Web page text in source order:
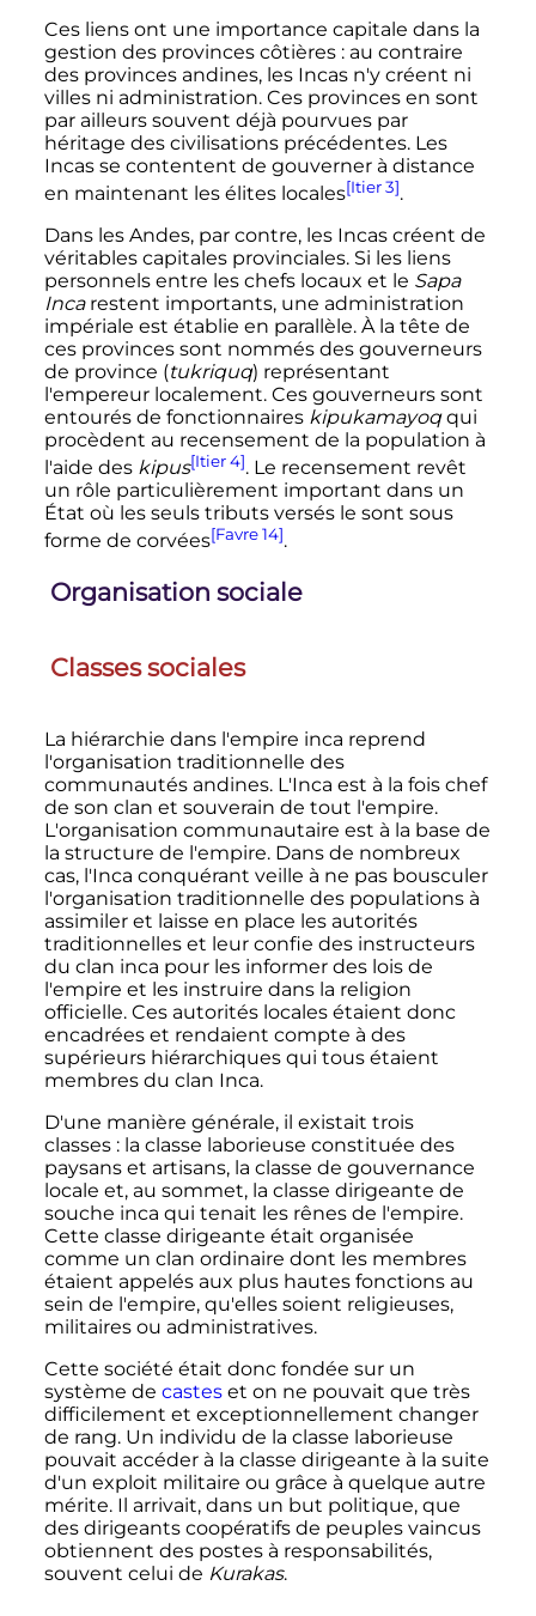
Ces liens ont une importance capitale dans la
gestion des provinces côtières : au contraire
des provinces andines, les Incas n'y créent ni
villes ni administration. Ces provinces en sont
par ailleurs souvent déjà pourvues par
héritage des civilisations précédentes. Les
Incas se contentent de gouverner à distance
en maintenant les élites locales[Itier 3].
Dans les Andes, par contre, les Incas créent de
véritables capitales provinciales. Si les liens
personnels entre les chefs locaux et le Sapa
Incarestent importants, une administration
impériale est établie en parallèle. À la tête de
ces provinces sont nommés des gouverneurs
de province (tukriquq) représentant
l'empereur localement. Ces gouverneurs sont
entourés de fonctionnaires kipukamayoqqui
procèdent au recensement de la population à
l'aide des kipus[Itier 4]. Le recensement revêt
un rôle particulièrement important dans un
État où les seuls tributs versés le sont sous
forme de corvées[Favre 14].
Organisation sociale
Classes sociales
La hiérarchie dans l'empire inca reprend
l'organisation traditionnelle des
communautés andines. L'Inca est à la fois chef
de son clan et souverain de tout l'empire.
L'organisation communautaire est à la base de
la structure de l'empire. Dans de nombreux
cas, l'Inca conquérant veille à ne pas bousculer
l'organisation traditionnelle des populations à
assimiler et laisse en place les autorités
traditionnelles et leur confie des instructeurs
du clan inca pour les informer des lois de
l'empire et les instruire dans la religion
officielle. Ces autorités locales étaient donc
encadrées et rendaient compte à des
supérieurs hiérarchiques qui tous étaient
membres du clan Inca.
D'une manière générale, il existait trois
classes : la classe laborieuse constituée des
paysans et artisans, la classe de gouvernance
locale et, au sommet, la classe dirigeante de
souche inca qui tenait les rênes de l'empire.
Cette classe dirigeante était organisée
comme un clan ordinaire dont les membres
étaient appelés aux plus hautes fonctions au
sein de l'empire, qu'elles soient religieuses,
militaires ou administratives.
Cette société était donc fondée sur un
système de casteset on ne pouvait que très
difficilement et exceptionnellement changer
de rang. Un individu de la classe laborieuse
pouvait accéder à la classe dirigeante à la suite
d'un exploit militaire ou grâce à quelque autre
mérite. Il arrivait, dans un but politique, que
des dirigeants coopératifs de peuples vaincus
obtiennent des postes à responsabilités,
souvent celui de Kurakas.